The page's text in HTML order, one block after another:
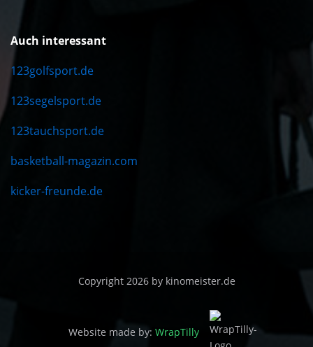
Auch interessant
123golfsport.de
123segelsport.de
123tauchsport.de
basketball-magazin.com
kicker-freunde.de
Copyright 2026 by kinomeister.de
Website made by: WrapTilly